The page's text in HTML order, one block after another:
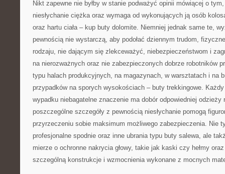
Nikt zapewne nie byłby w stanie podważyć opinii mówiącej o
niesłychanie ciężka oraz wymaga od wykonujących ją osób
oraz hartu ciała – kup buty dolomite. Niemniej jednak same te,
pewnością nie wystarczą, aby podołać dziennym trudom,
rodzaju, nie dającym się zlekceważyć, niebezpieczeństwom i
na nierozważnych oraz nie zabezpieczonych dobrze robotników
typu halach produkcyjnych, na magazynach, w warsztatach i na
przypadków na sporych wysokościach – buty trekkingowe.
wypadku niebagatelne znaczenie ma dobór odpowiedniej odzieży
poszczególne szczegóły z pewnością niesłychanie pomogą
przyrzeczeniu sobie maksimum możliwego zabezpieczenia. Nie
profesjonalne spodnie oraz inne ubrania typu buty salewa, ale
mierze o ochronne nakrycia głowy, takie jak kaski czy hełmy
szczególną konstrukcje i wzmocnienia wykonane z mocnych